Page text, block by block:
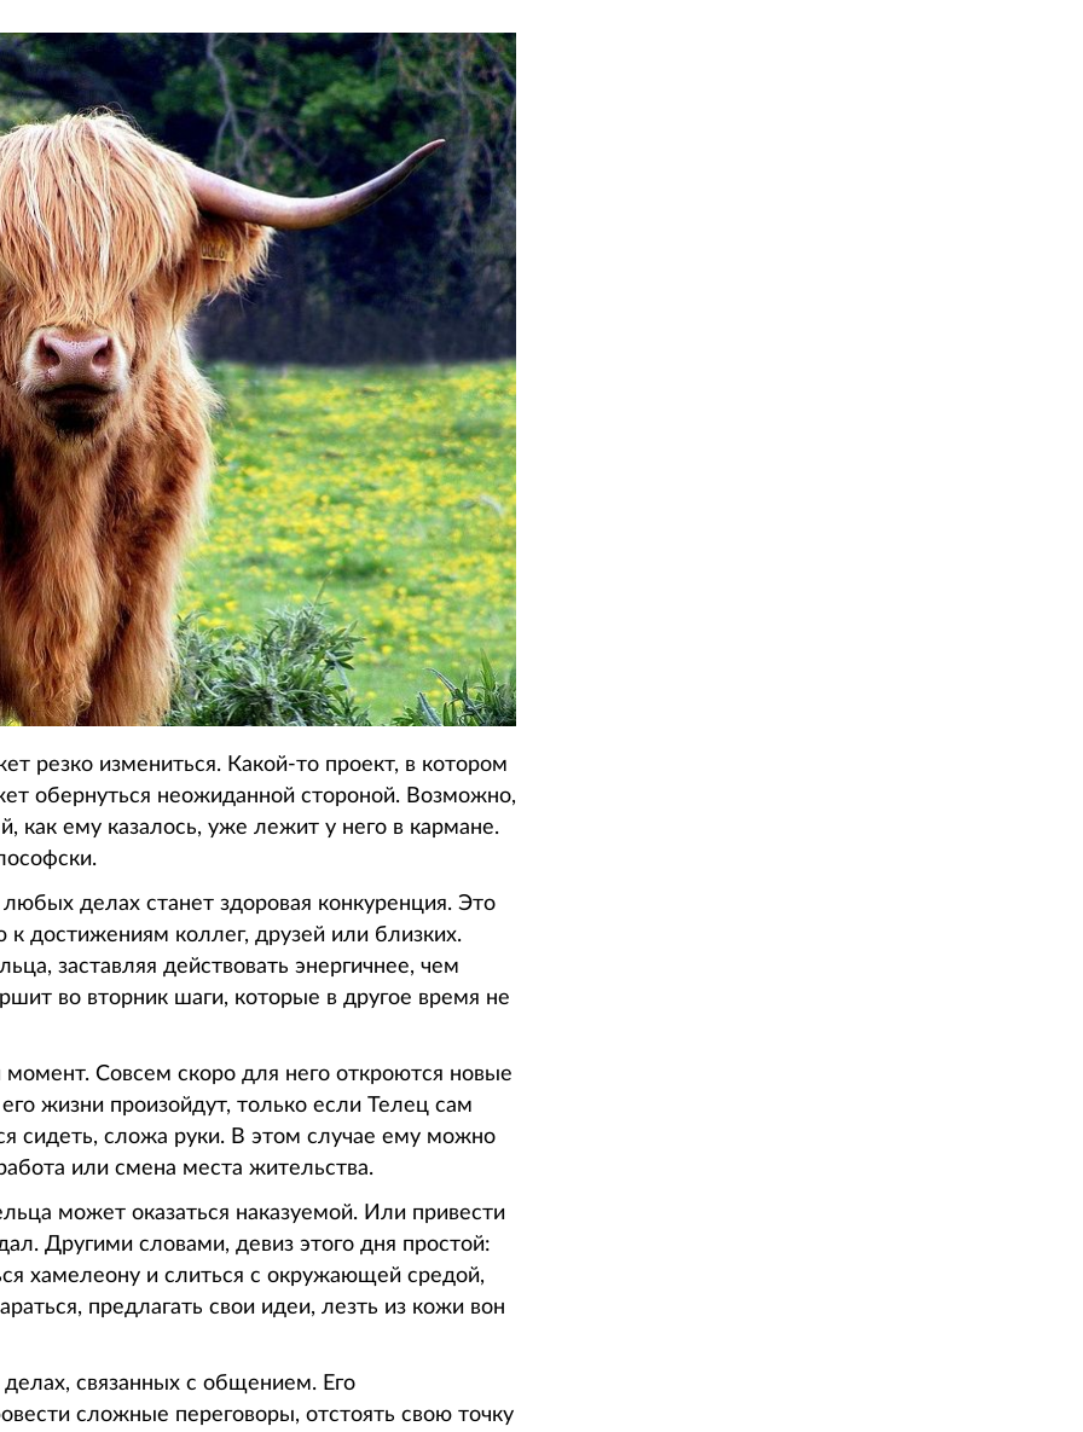
резко измениться. Какой-то проект, в котором
обернуться неожиданной стороной. Возможно,
как ему казалось, уже лежит у него в кармане.
делах станет здоровая конкуренция. Это
достижениям коллег, друзей или близких.
заставляя действовать энергичнее, чем
во вторник шаги, которые в другое время не
Совсем скоро для него откроются новые
жизни произойдут, только если Телец сам
сидеть, сложа руки. В этом случае ему можно
или смена места жительства.
может оказаться наказуемой. Или привести
Другими словами, девиз этого дня простой:
хамелеону и слиться с окружающей средой,
предлагать свои идеи, лезть из кожи вон
связанных с общением. Его
сложные переговоры, отстоять свою точку